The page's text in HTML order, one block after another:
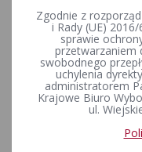
Rozporządzenie
w sprawie informacji
o poniesionych z
Zgodnie z
i Rady (UE)
sprawie
przetwarzaniem
swobodnego
uchylenia
administratorem
Krajowe Biuro
ul.